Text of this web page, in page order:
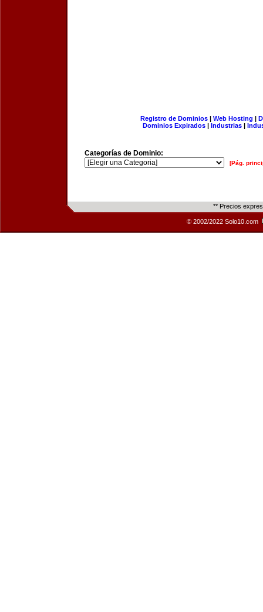
Registro de Dominios| Web Hosting |
Dominios Expirados | Industrias |
Categorías de Dominio:
[Pág.
** Precios
© 2002/2022 Solo10.com